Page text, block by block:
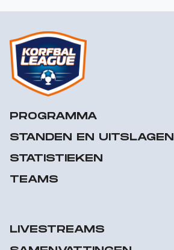
PROGRAMMA
STANDEN EN UITSLAGEN
STATISTIEKEN
TEAMS
LIVESTREAMS